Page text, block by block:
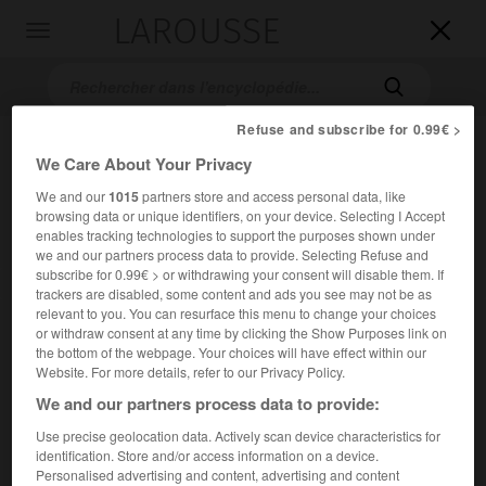


Accueil>Encyclopédie [musdico] >Mitrofan Petrovitch Belaïev
Mitrofan PetrovitchBelaïev
Cet article est extrait de l'ouvrage Larousse « Dictionnaire
de la musique ».
Éditeur russe (Saint-Pétersbourg 1836 – id. 1903).
Refuse and subscribe for 0.99€ >
We Care About Your Privacy
We and our1015partners store and access personal data, like
browsing data or unique identifiers, on your device. Selecting I Accept
enables tracking technologies to support the purposes shown under
we and our partners process data to provide. Selecting Refuse and
subscribe for 0.99€ > or withdrawing your consent will disable them. If
trackers are disabled, some content and ads you see may not be as
relevant to you. You can resurface this menu to change your choices
or withdraw consent at any time by clicking the Show Purposes link on
the bottom of the webpage. Your choices will have effect within our
Website. For more details, refer to our Privacy Policy.
We and our partners process data to provide:
Use precise geolocation data. Actively scan device characteristics for
identification. Store and/or access information on a device.
Personalised advertising and content, advertising and content